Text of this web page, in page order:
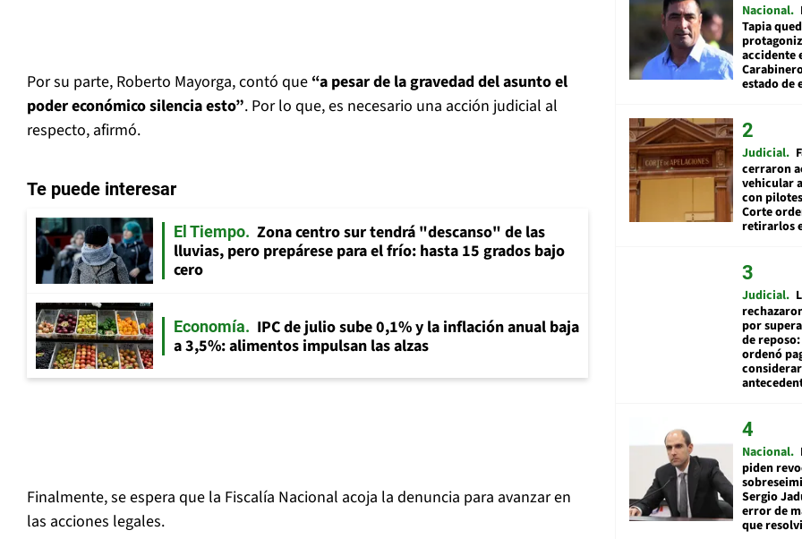
Por su parte, Roberto Mayorga, contó que “a pesar de la gravedad del asunto el
poder económico silencia esto”. Por lo que, es necesario una acción judicial al
respecto, afirmó.
Te puede interesar
El Tiempo
Zona centro sur tendrá "descanso" de las
lluvias, pero prepárese para el frío: hasta 15 grados bajo
cero
Economía
IPC de julio sube 0,1% y la inflación anual baja
a 3,5%: alimentos impulsan las alzas
Finalmente, se espera que la Fiscalía Nacional acoja la denuncia para avanzar en
las acciones legales.
Nacional
Tapia
accidente
estado de
Judicial
cerraron
vehicular
con
Corte
retirarlos
Judicial
por
de
ordenó
Nacional
piden
Sergio
error de
que